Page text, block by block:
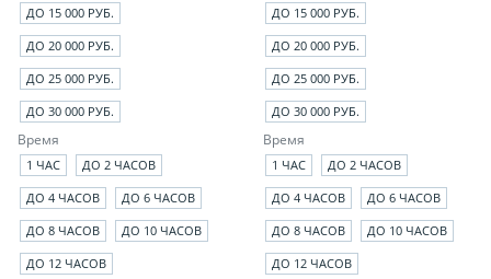
ДО 15 000 РУБ.
ДО 20 000 РУБ.
ДО 25 000 РУБ.
ДО 30 000 РУБ.
Время
1 ЧАС
ДО 2 ЧАСОВ
ДО 4 ЧАСОВ
ДО 6 ЧАСОВ
ДО 8 ЧАСОВ
ДО 10 ЧАСОВ
ДО 12 ЧАСОВ
ДО 15 000 РУБ.
ДО 20 000 РУБ.
ДО 25 000 РУБ.
ДО 30 000 РУБ.
Время
1 ЧАС
ДО 2 ЧАСОВ
ДО 4 ЧАСОВ
ДО 6 ЧАСОВ
ДО 8 ЧАСОВ
ДО 10 ЧАСОВ
ДО 12 ЧАСОВ